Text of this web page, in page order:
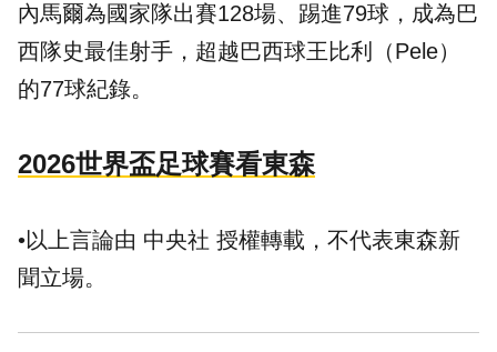
內馬爾為國家隊出賽128場、踢進79球，成為巴
西隊史最佳射手，超越巴西球王比利（Pele）
的77球紀錄。
2026世界盃足球賽看東森
•以上言論由 中央社 授權轉載，不代表東森新
聞立場。